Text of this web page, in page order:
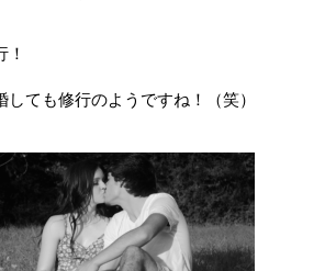
！
しても修行のようですね！（笑）